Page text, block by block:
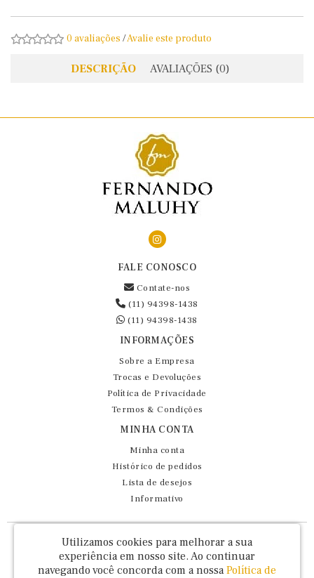
0 avaliações /Avalie este produto
DESCRIÇÃO AVALIAÇÕES (0)
FALE CONOSCO
Contate-nos
(11) 94398-1438
(11) 94398-1438
INFORMAÇÕES
Sobre a Empresa
Trocas e Devoluções
Política de Privacidade
Termos & Condições
MINHA CONTA
Minha conta
Histórico de pedidos
Lista de desejos
Informativo
Fernando Maluhy Cia Ltda - CNPJ: 60.458.825/0001-86
Rua Dr Euclydes da Cunha, 47 - Brás - São Paulo / SP - CEP 03016-030
Utilizamos cookies para melhorar a sua
experiência em nosso site. Ao continuar
navegando você concorda com a nossa Política de